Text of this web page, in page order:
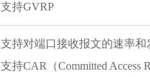
支持GVRP
支持对端口接收报文的速率
支持CAR（Committed Access